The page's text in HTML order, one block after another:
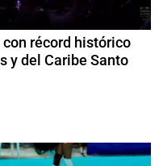
récord histórico
y del Caribe Santo